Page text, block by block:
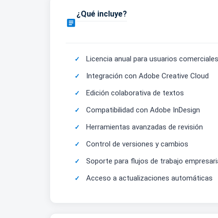

¿Qué incluye?
Licencia anual para usuarios comerciales
Integración con Adobe Creative Cloud
Edición colaborativa de textos
Compatibilidad con Adobe InDesign
Herramientas avanzadas de revisión
Control de versiones y cambios
Soporte para flujos de trabajo
Acceso a actualizaciones automáticas